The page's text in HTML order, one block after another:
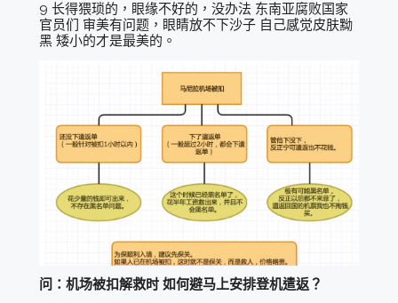
9 长得猥琐的，眼缘不好的，没办法 东南亚腐败国家
官员们 审美有问题，眼睛放不下沙子 自己感觉皮肤黝
黑 矮小的才是最美的。
问：机场被扣解救时 如何避马上安排登机遣返？